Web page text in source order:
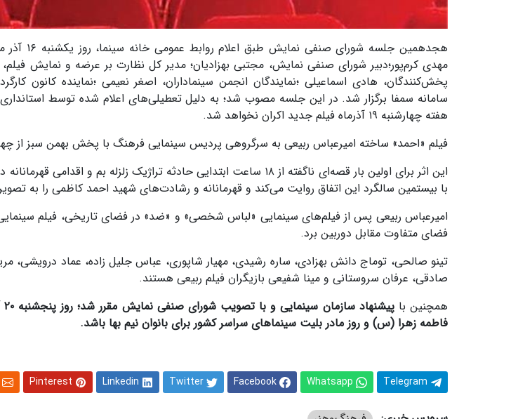
مهدی کرم‌پور؛دبیر شورای صنفی نمایش، مجتبی بهزادیان؛ مدیر کل نظارت بر عرضه و نمایش
پخش‌کنندگان، هادی اسماعیلی ؛نمایندگان انجمن سینماداران، اصغر نعیمی ؛نماینده کانون
سامانه سمفا برگزار شد. در این جلسه مصوب شد؛ به دلیل تعطیلی‌های اعلام شده توسط
هفته چهارشنبه ۱۹ آذرماه فیلم جدید اکران نخواهد شد.
فیلم «احمد» ساخته امیرعباس ربیعی به سرگروهی پردیس سینمایی فرهنگ با پخش بهمن سبز از چهارشنبه ۲۶ آذرماه
این اثر برای اولین بار قصه‌ای ناگفته از ۱۸ ساعت ابتدایی حادثه تراژیک زلزله بم و
با بیستمین سالگرد این اتفاق روایت می‌کند و قهرمانانه و رشادت‌های شهید احمد کاظمی را به
امیرعباس ربیعی پس از فیلم‌های سینمایی «لباس شخصی» و «ضد» در فضای تاریخی، فیلم سینمایی
فضای متفاوت مقابل دوربین برد.
تینو صالحی، توماج دانش بهزادی، ساره رشیدی، مهیار شاپوری، عباس جلیل زاده، عماد درویشی،
صادقی، عرفان سروستانی و مینا شفیعی بازیگران فیلم ربیعی هستند.
همچنین با
فاطمه زهرا (س) و روز مادر بلیت سینماهای سراسر کشور برای بانوان نیم بها باشد.
Telegram
Whatsapp
Facebook
Twitter
Linkedin
Pinterest